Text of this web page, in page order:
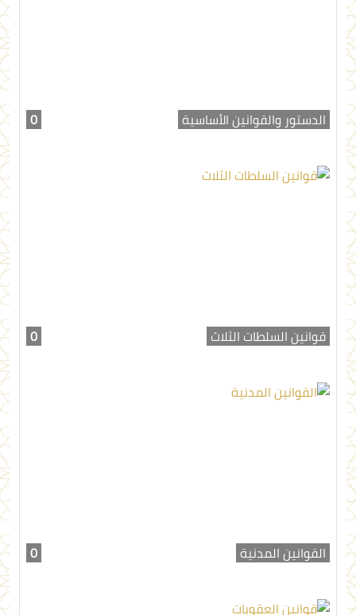
الدستور والقوانين الأساسية 0
قوانين السلطات الثلاث 0
القوانين المدنية 0